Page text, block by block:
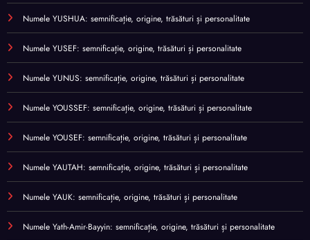
Numele YUSHUA: semnificație, origine, trăsături și personalitate
Numele YUSEF: semnificație, origine, trăsături și personalitate
Numele YUNUS: semnificație, origine, trăsături și personalitate
Numele YOUSSEF: semnificație, origine, trăsături și personalitate
Numele YOUSEF: semnificație, origine, trăsături și personalitate
Numele YAUTAH: semnificație, origine, trăsături și personalitate
Numele YAUK: semnificație, origine, trăsături și personalitate
Numele Yath-Amir-Bayyin: semnificație, origine, trăsături și personalitate